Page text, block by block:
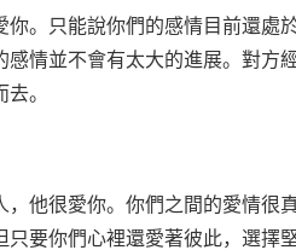
。只能說你們的感情目前還處
情並不會有太大的進展。對方
。
他很愛你。你們之間的愛情很
要你們心裡還愛著彼此，選擇